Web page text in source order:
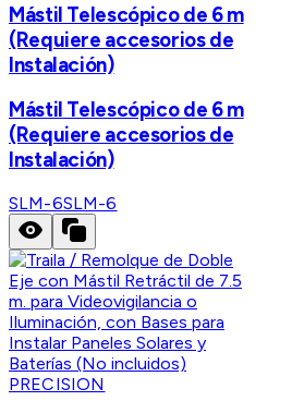
Mástil Telescópico de 6 m
(Requiere accesorios de
Instalación)
Mástil Telescópico de 6 m
(Requiere accesorios de
Instalación)
SLM-6SLM-6
PRECISION